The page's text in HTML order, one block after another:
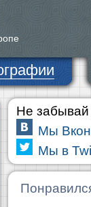
Не забывай
Мы
Мы в